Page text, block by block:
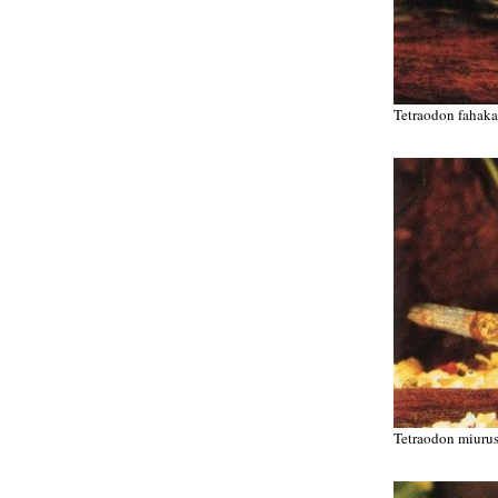
Tetraodon fahaka
Tetraodon miurus